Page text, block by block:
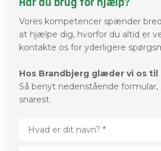
Vores kompetencer spænder
at hjælpe dig, hvorfor du altid er
kontakte os for yderligere
Hos Brandbjerg glæder vi os
Så benyt nedenstående formular,
snarest.